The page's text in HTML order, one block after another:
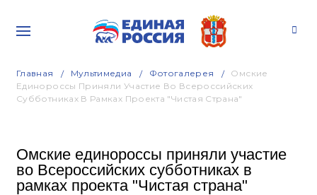
Главная Мультимедиа Фотогалерея
Омские
Единороссы Приняли Участие Во Всероссийских
Субботниках В Рамках Проекта "Чистая Страна"
Омские единороссы приняли участие
во Всероссийских субботниках в
рамках проекта "Чистая страна"